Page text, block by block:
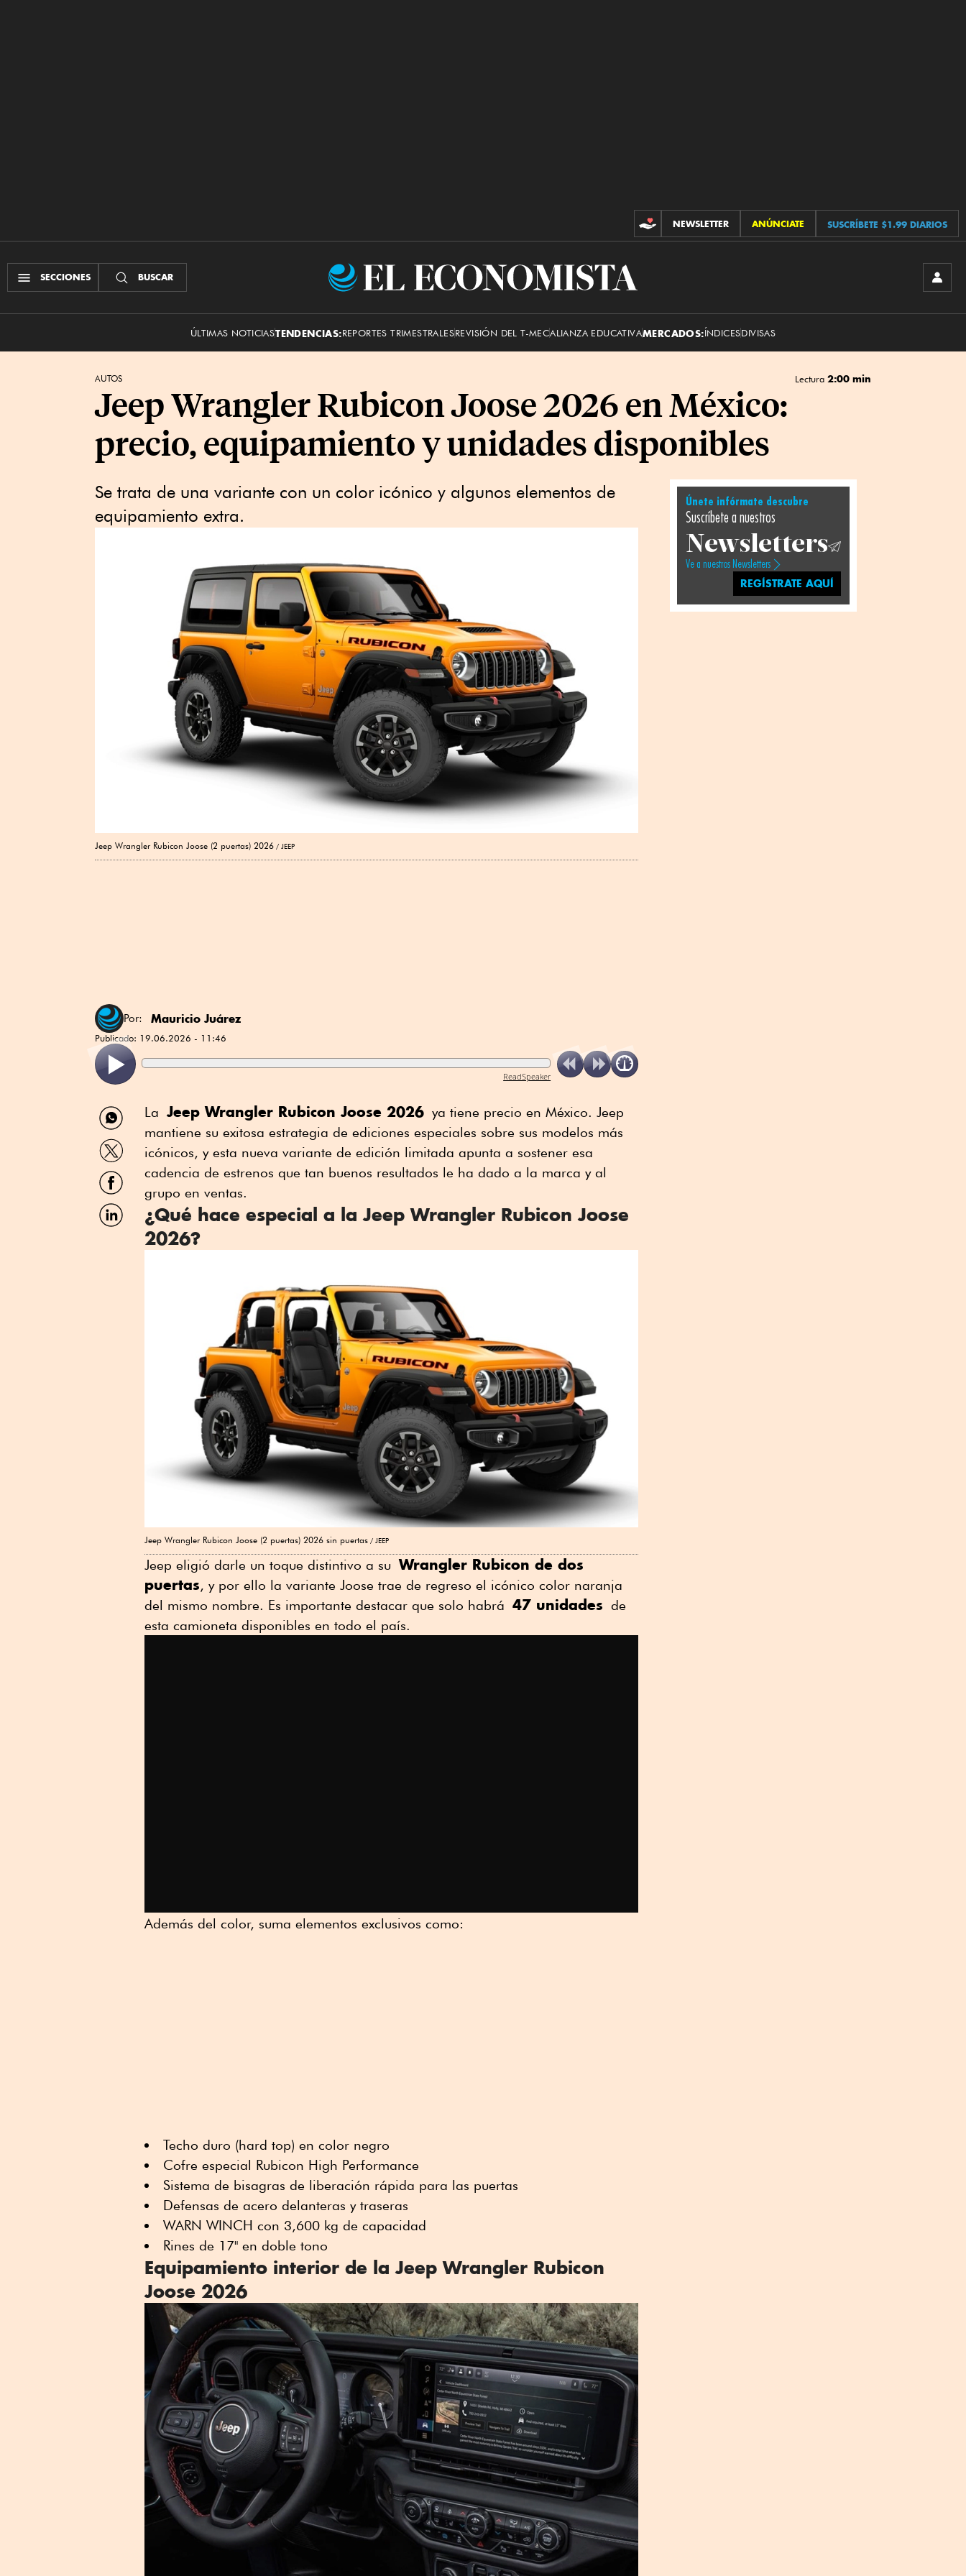
CONTRIBUCIONES
NEWSLETTER ANÚNCIATE SUSCRÍBETE $1.99 DIARIOS
SECCIONES BUSCAR
El
ÚLTIMAS NOTICIASTENDENCIAS:REPORTES TRIMESTRALESREVISIÓN DEL T-MECALIANZA EDUCATIVAMERCADOS:ÍNDICESDIVISAS
AUTOS Lectura 2:00 min
Jeep Wrangler Rubicon Joose 2026 en México:
precio, equipamiento y unidades disponibles
Se trata de una variante con un color icónico y algunos elementos de
equipamiento extra.
Jeep Wrangler Rubicon Joose (2 puertas) 2026 JEEP
Por: Mauricio Juárez
Publicado: 19.06.2026 - 11:46
ReadSpeaker
Compartir
por
WhatsApp
Compartir
por
Twitter
Compartir
por
Facebook
Compartir
por
La Jeep Wrangler Rubicon Joose 2026 ya tiene precio en México. Jeep
mantiene su exitosa estrategia de ediciones especiales sobre sus modelos más
icónicos, y esta nueva variante de edición limitada apunta a sostener esa
cadencia de estrenos que tan buenos resultados le ha dado a la marca y al
grupo en ventas.
¿Qué hace especial a la Jeep Wrangler Rubicon Joose
2026?
Jeep Wrangler Rubicon Joose (2 puertas) 2026 sin puertas JEEP
Jeep eligió darle un toque distintivo a su Wrangler Rubicon de dos
puertas, y por ello la variante Joose trae de regreso el icónico color naranja
del mismo nombre. Es importante destacar que solo habrá 47 unidades de
esta camioneta disponibles en todo el país.
Además del color, suma elementos exclusivos como:
Techo duro (hard top) en color negro
Cofre especial Rubicon High Performance
Sistema de bisagras de liberación rápida para las puertas
Defensas de acero delanteras y traseras
WARN WINCH con 3,600 kg de capacidad
Rines de 17" en doble tono
Equipamiento interior de la Jeep Wrangler Rubicon
Joose 2026
Únete infórmate descubre
Suscríbete a nuestros
Newsletters
Ve a nuestros Newsletters
REGÍSTRATE AQUÍ